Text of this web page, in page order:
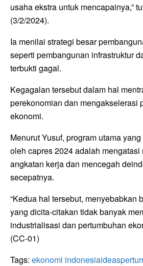
usaha ekstra untuk mencapainya,”
(3/2/2024).
Ia menilai strategi besar
seperti pembangunan infrastruktur
terbukti gagal.
Kegagalan tersebut dalam hal
perekonomian dan mengakselerasi
ekonomi.
Menurut Yusuf, program utama
oleh capres 2024 adalah
angkatan kerja dan mencegah
secepatnya.
“Kedua hal tersebut, menyebabkan
yang dicita-citakan tidak banyak
industrialisasi dan pertumbuhan
(CC-01)
Tags: ekonomi indonesiaideas